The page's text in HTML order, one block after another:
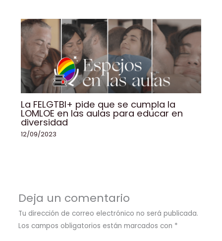
La FELGTBI+ pide que se cumpla la
LOMLOE en las aulas para educar en
diversidad
12/09/2023
Deja un comentario
Tu dirección de correo electrónico no será publicada.
Los campos obligatorios están marcados con *